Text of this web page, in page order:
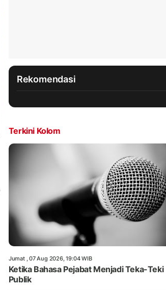
Rekomendasi
Terkini Kolom
Jumat , 07 Aug 2026, 19:04 WIB
Ketika Bahasa Pejabat Menjadi Teka-Teki
Publik